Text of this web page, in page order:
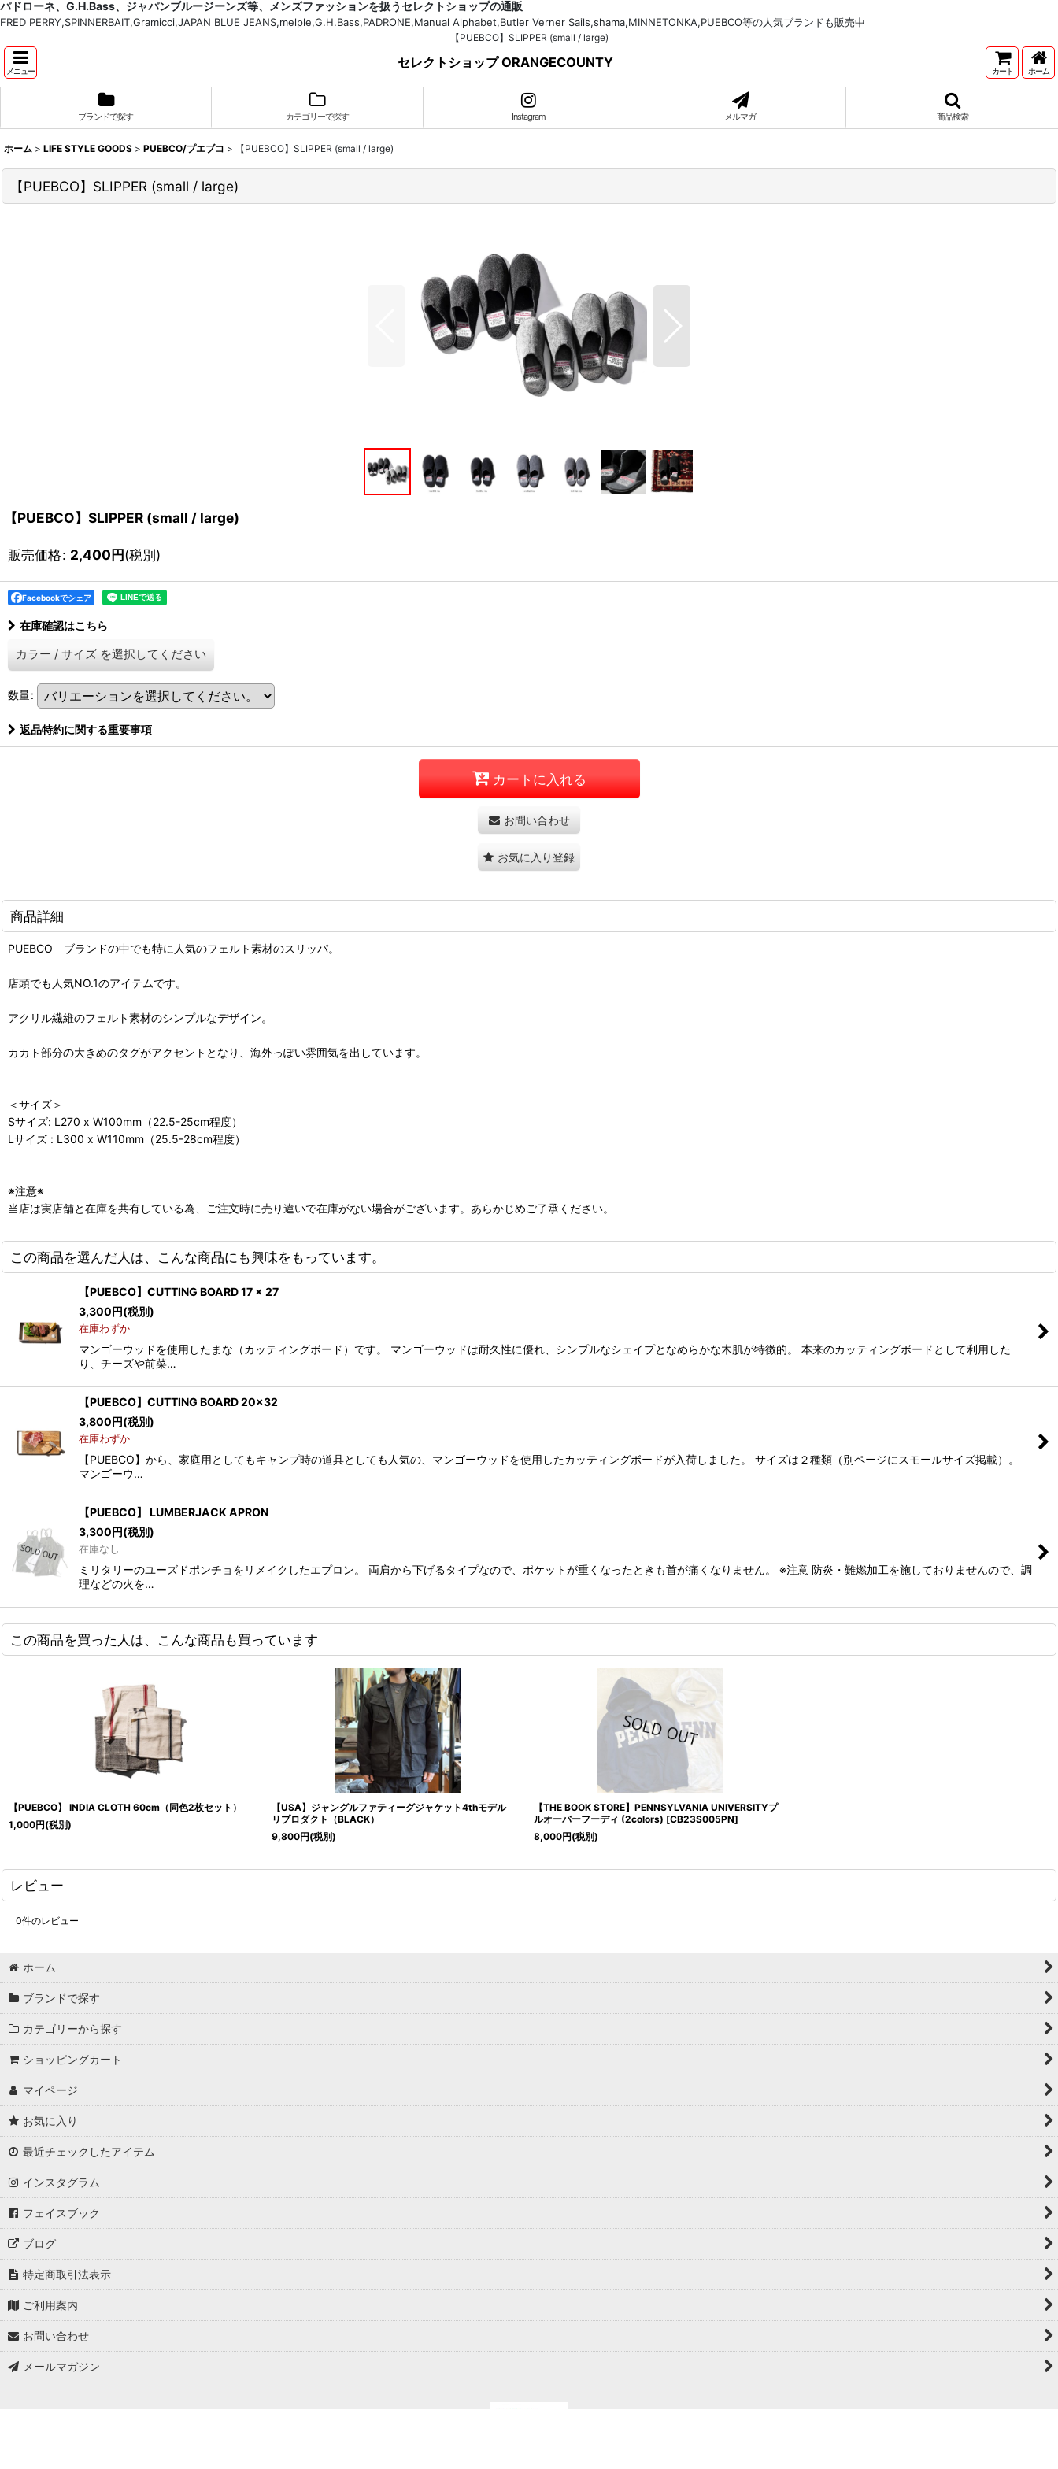
パドローネ、G.H.Bass、ジャパンブルージーンズ等、メンズファッションを扱うセレクトショップの通販
FRED PERRY,SPINNERBAIT,Gramicci,JAPAN BLUE JEANS,melple,G.H.Bass,PADRONE,Manual Alphabet,Butler Verner Sails,shama,MINNETONKA,PUEBCO等の人気ブランドも販売中
【PUEBCO】SLIPPER (small / large)
メニュー
セレクトショップ ORANGECOUNTY
カート ホーム
ブランドで探す カテゴリーで探す Instagram メルマガ 商品検索
ホーム > LIFE STYLE GOODS > PUEBCO/プエブコ > 【PUEBCO】SLIPPER (small / large)
【PUEBCO】SLIPPER (small / large)
【PUEBCO】SLIPPER (small / large)
販売価格: 2,400円(税別)
Facebookでシェア
在庫確認はこちら
カラー / サイズ を選択してください
数量:
返品特約に関する重要事項
カートに入れる
お問い合わせ
お気に入り登録
商品詳細
PUEBCO ブランドの中でも特に人気のフェルト素材のスリッパ。
店頭でも人気NO.1のアイテムです。
アクリル繊維のフェルト素材のシンプルなデザイン。
カカト部分の大きめのタグがアクセントとなり、海外っぽい雰囲気を出しています。
＜サイズ＞
Sサイズ: L270 x W100mm（22.5-25cm程度）
Lサイズ : L300 x W110mm（25.5-28cm程度）
※注意※
当店は実店舗と在庫を共有している為、ご注文時に売り違いで在庫がない場合がございます。あらかじめご了承ください。
この商品を選んだ人は、こんな商品にも興味をもっています。
【PUEBCO】CUTTING BOARD 17 x 27
3,300円(税別)
在庫わずか
マンゴーウッドを使用したまな（カッティングボード）です。 マンゴーウッドは耐久性に優れ、シンプルなシェイプとなめらかな木肌が特徴的。 本来のカッティングボードとして利用した
り、チーズや前菜…
【PUEBCO】CUTTING BOARD 20×32
3,800円(税別)
在庫わずか
【PUEBCO】から、家庭用としてもキャンプ時の道具としても人気の、マンゴーウッドを使用したカッティングボードが入荷しました。 サイズは２種類（別ページにスモールサイズ掲載）。
マンゴーウ…
【PUEBCO】 LUMBERJACK APRON
3,300円(税別)
在庫なし
ミリタリーのユーズドポンチョをリメイクしたエプロン。 両肩から下げるタイプなので、ポケットが重くなったときも首が痛くなりません。 ※注意 防炎・難燃加工を施しておりませんので、調
理などの火を…
この商品を買った人は、こんな商品も買っています
【PUEBCO】 INDIA CLOTH 60cm（同色2枚セット）
1,000円(税別)
【USA】ジャングルファティーグジャケット4thモデル
リプロダクト（BLACK）
9,800円(税別)
【THE BOOK STORE】PENNSYLVANIA UNIVERSITYプ
ルオーバーフーディ (2colors) [CB23S005PN]
8,000円(税別)
レビュー
0件のレビュー
ホーム
ブランドで探す
カテゴリーから探す
ショッピングカート
マイページ
お気に入り
最近チェックしたアイテム
インスタグラム
フェイスブック
ブログ
特定商取引法表示
ご利用案内
お問い合わせ
メールマガジン